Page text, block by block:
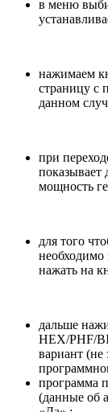
в меню
нажимаем
страницу с
данном
при
мощность
для того
необходимо
нажать на
дальше
HEX/PHF/
вариант (не
программа
(данные об